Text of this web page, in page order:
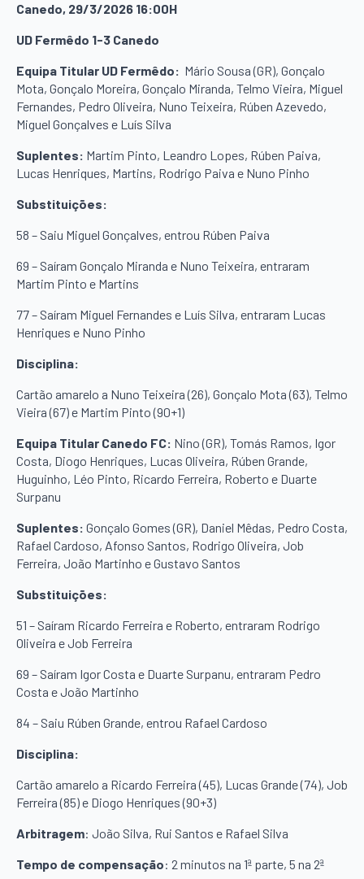
Canedo, 29/3/2026 16:00H
UD Fermêdo 1-3 Canedo
Equipa Titular UD Fermêdo: Mário Sousa (GR), Gonçalo
Mota, Gonçalo Moreira, Gonçalo Miranda, Telmo Vieira, Miguel
Fernandes, Pedro Oliveira, Nuno Teixeira, Rúben Azevedo,
Miguel Gonçalves e Luís Silva
Suplentes: Martim Pinto, Leandro Lopes, Rúben Paiva,
Lucas Henriques, Martins, Rodrigo Paiva e Nuno Pinho
Substituições:
58 – Saiu Miguel Gonçalves, entrou Rúben Paiva
69 – Saíram Gonçalo Miranda e Nuno Teixeira, entraram
Martim Pinto e Martins
77 – Saíram Miguel Fernandes e Luís Silva, entraram Lucas
Henriques e Nuno Pinho
Disciplina:
Cartão amarelo a Nuno Teixeira (26), Gonçalo Mota (63), Telmo
Vieira (67) e Martim Pinto (90+1)
Equipa Titular Canedo FC: Nino (GR), Tomás Ramos, Igor
Costa, Diogo Henriques, Lucas Oliveira, Rúben Grande,
Huguinho, Léo Pinto, Ricardo Ferreira, Roberto e Duarte
Surpanu
Suplentes: Gonçalo Gomes (GR), Daniel Mêdas, Pedro Costa,
Rafael Cardoso, Afonso Santos, Rodrigo Oliveira, Job
Ferreira, João Martinho e Gustavo Santos
Substituições:
51 – Saíram Ricardo Ferreira e Roberto, entraram Rodrigo
Oliveira e Job Ferreira
69 – Saíram Igor Costa e Duarte Surpanu, entraram Pedro
Costa e João Martinho
84 – Saiu Rúben Grande, entrou Rafael Cardoso
Disciplina:
Cartão amarelo a Ricardo Ferreira (45), Lucas Grande (74), Job
Ferreira (85) e Diogo Henriques (90+3)
Arbitragem: João Silva, Rui Santos e Rafael Silva
Tempo de compensação: 2 minutos na 1ª parte, 5 na 2ª